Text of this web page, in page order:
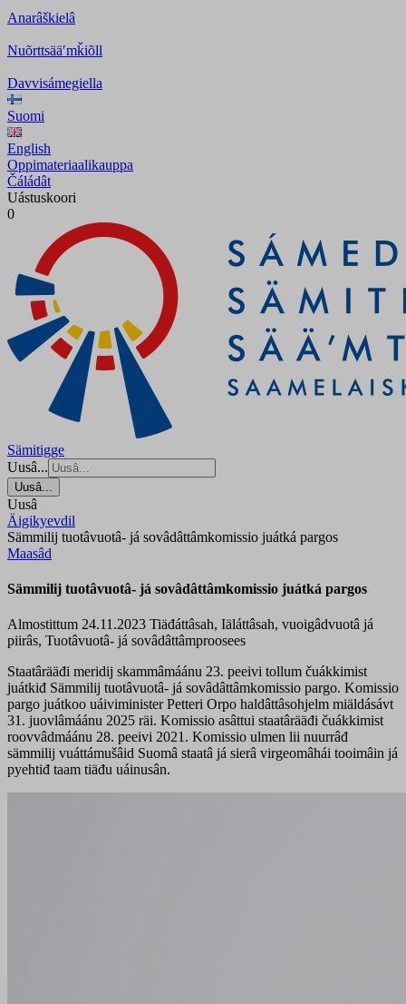
Anarâškielâ
Nuõrttsääʹmǩiõll
Davvisámegiella
Suomi
English
Oppimateriaalikauppa
Čáládât
Uástuskoori
0
Sämitigge
Uusâ...
Uusâ...
Uusâ
Äigikyevdil
Sämmilij tuotâvuotâ- já sovâdâttâmkomissio juátká pargos
Maasâd
Sämmilij tuotâvuotâ- já sovâdâttâmkomissio juátká pargos
Almostittum 24.11.2023 Tiäđáttâsah, Iäláttâsah, vuoigâdvuotâ já
piirâs, Tuotâvuotâ- já sovâdâttâmproosees
Staatârääđi meridij skammâmáánu 23. peeivi tollum čuákkimist
juátkiđ Sämmilij tuotâvuotâ- já sovâdâttâmkomissio pargo. Komissio
pargo juátkoo uáiviminister Petteri Orpo haldâttâsohjelm miäldásávt
31. juovlâmáánu 2025 räi. Komissio asâttui staatârääđi čuákkimist
roovvâdmáánu 28. peeivi 2021. Komissio ulmen lii nuurrâđ
sämmilij vuáttámušâid Suomâ staatâ já sierâ virgeomâhái tooimâin já
pyehtiđ taam tiäđu uáinusân.